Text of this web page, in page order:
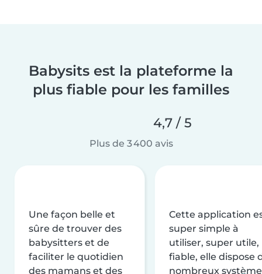
Babysits est la plateforme la
plus fiable pour les familles
4,7 / 5
Plus de 3 400 avis
Une façon belle et
sûre de trouver des
babysitters et de
faciliter le quotidien
des mamans et des
Cette application
super simple à
utiliser, super utile,
fiable, elle dispose
nombreux